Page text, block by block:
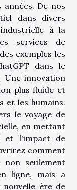
De nos
dans divers
à la
services de
exemples les
dans le
Une innovation
plus fluide et
et les humains.
le voyage de
en mettant
et l'impact de
comment
non seulement
ligne, mais a
nouvelle ère de